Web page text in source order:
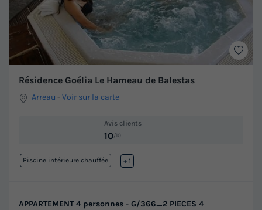
Résidence Goélia Le Hameau de Balestas
Arreau -Voir sur la carte
Avis clients
10/10
Piscine intérieure chauffée Lac
+ 1
APPARTEMENT 4 personnes - G/366_2 PIECES 4